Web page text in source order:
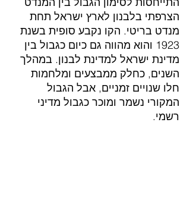
הצרפתי בלבנון לארץ ישראל תחת
מנדט בריטי. הקו נקבע סופית בשנת
1923 והוא מהווה גם כיום כגבול בין
מדינת ישראל למדינת לבנון. במהלך
השנים, כחלק ממבצעים ומלחמות
חלו שנויים זמניים, אבל הגבול
המקורי נשמר ומוכר כגבול מדיני
רשמי.